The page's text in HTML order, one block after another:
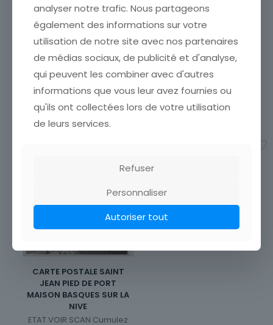
CARTE POSTALE ILE DE RE
LES PORTES PLAGE DE
TROUSSE CHEMISE
ETAT VOIR SCAN Cumulez
vos achats en visitant ma
vos frais de port. Attendez
que nous ayons calculé les
frais de
[…]
€
CARTE POSTALE HENDAYE
LE CAP DU FIGUIER ET LES
ETAT VOIR SCAN Cumulez
vos achats en visitant ma
boutique afin de réduire
que nous ayons calculé les
frais de port[…]
CARTE POSTALE SAINT
JEAN PIED DE PORT
MAISON BASQUES SUR LA
NIVE
ETAT VOIR SCAN Cumulez
analyser notre trafic. Nous partageons
également des informations sur votre
utilisation de notre site avec nos partenaires
de médias sociaux, de publicité et d'analyse,
qui peuvent les combiner avec d'autres
informations que vous leur avez fournies ou
qu'ils ont collectées lors de votre utilisation
de leurs services.
Refuser
Personnaliser
Autoriser tout